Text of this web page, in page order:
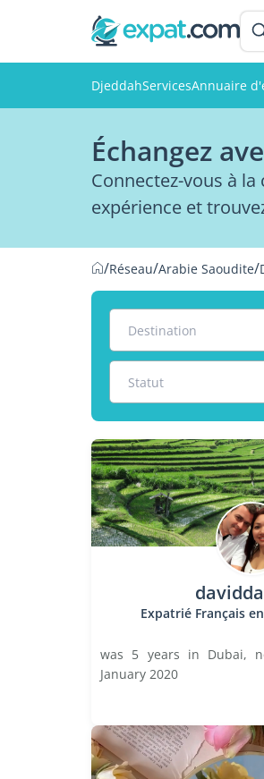
DjeddahServicesAnnuaire
Échangez
Connectez-vous à
expérience et
/Réseau/Arabie Saoudite/
Destination
Statut
Expatrié Français
was 5 years in Dubai,
January 2020